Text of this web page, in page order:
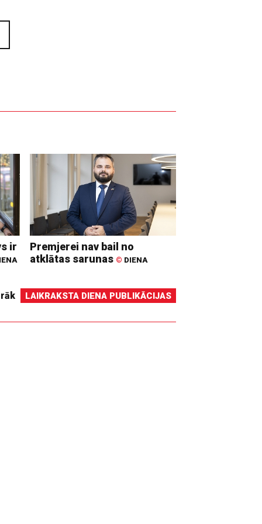
ir
Premjerei nav bail no
atklātas sarunas © DIENA
LAIKRAKSTA DIENA PUBLIKĀCIJAS